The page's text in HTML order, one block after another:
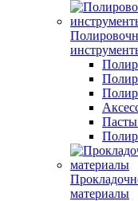
Пасты
материалы